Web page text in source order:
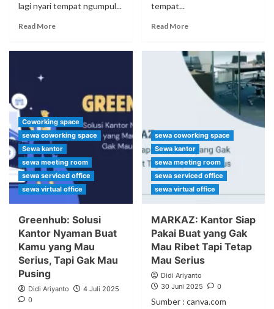
lagi nyari tempat ngumpul...
Read More
tempat...
Read More
Coworking space
sewa coworking space
Sewa kantor
sewa meeting room
sewa serviced office
sewa virtual office
Greenhub: Solusi
Kantor Nyaman Buat
Kamu yang Mau
Serius, Tapi Gak Mau
Pusing
Didi Ariyanto
4 Juli 2025
0
sewa coworking space
Sewa kantor
sewa meeting room
sewa serviced office
sewa virtual office
MARKAZ: Kantor Siap
Pakai Buat yang Gak
Mau Ribet Tapi Tetap
Mau Serius
Didi Ariyanto
30 Juni 2025
0
Sumber : canva.com